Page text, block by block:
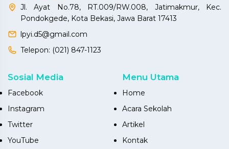
Jl. Ayat No.78, RT.009/RW.008, Jatimakmur, Kec.
Pondokgede, Kota Bekasi, Jawa Barat 17413
lpyi.d5@gmail.com
Telepon: (021) 847-1123
Sosial Media
Facebook
Instagram
Twitter
YouTube
Menu Utama
Home
Acara Sekolah
Artikel
Kontak